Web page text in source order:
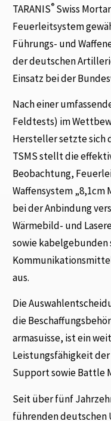
TARANIS® Swiss
Feuerleitsystem
Führungs- und
der deutschen
Einsatz bei der
Nach einer
Feldtests) im
Hersteller setzte sich
TSMS stellt die
Beobachtung,
Waffensystem „8,1cm
bei der Anbindung
Wärmebild- und
sowie
aus.
Die
die
armasuisse, ist ein
Leistungsfähigkeit der
Support sowie Battle
Seit über fünf
führenden deutschen